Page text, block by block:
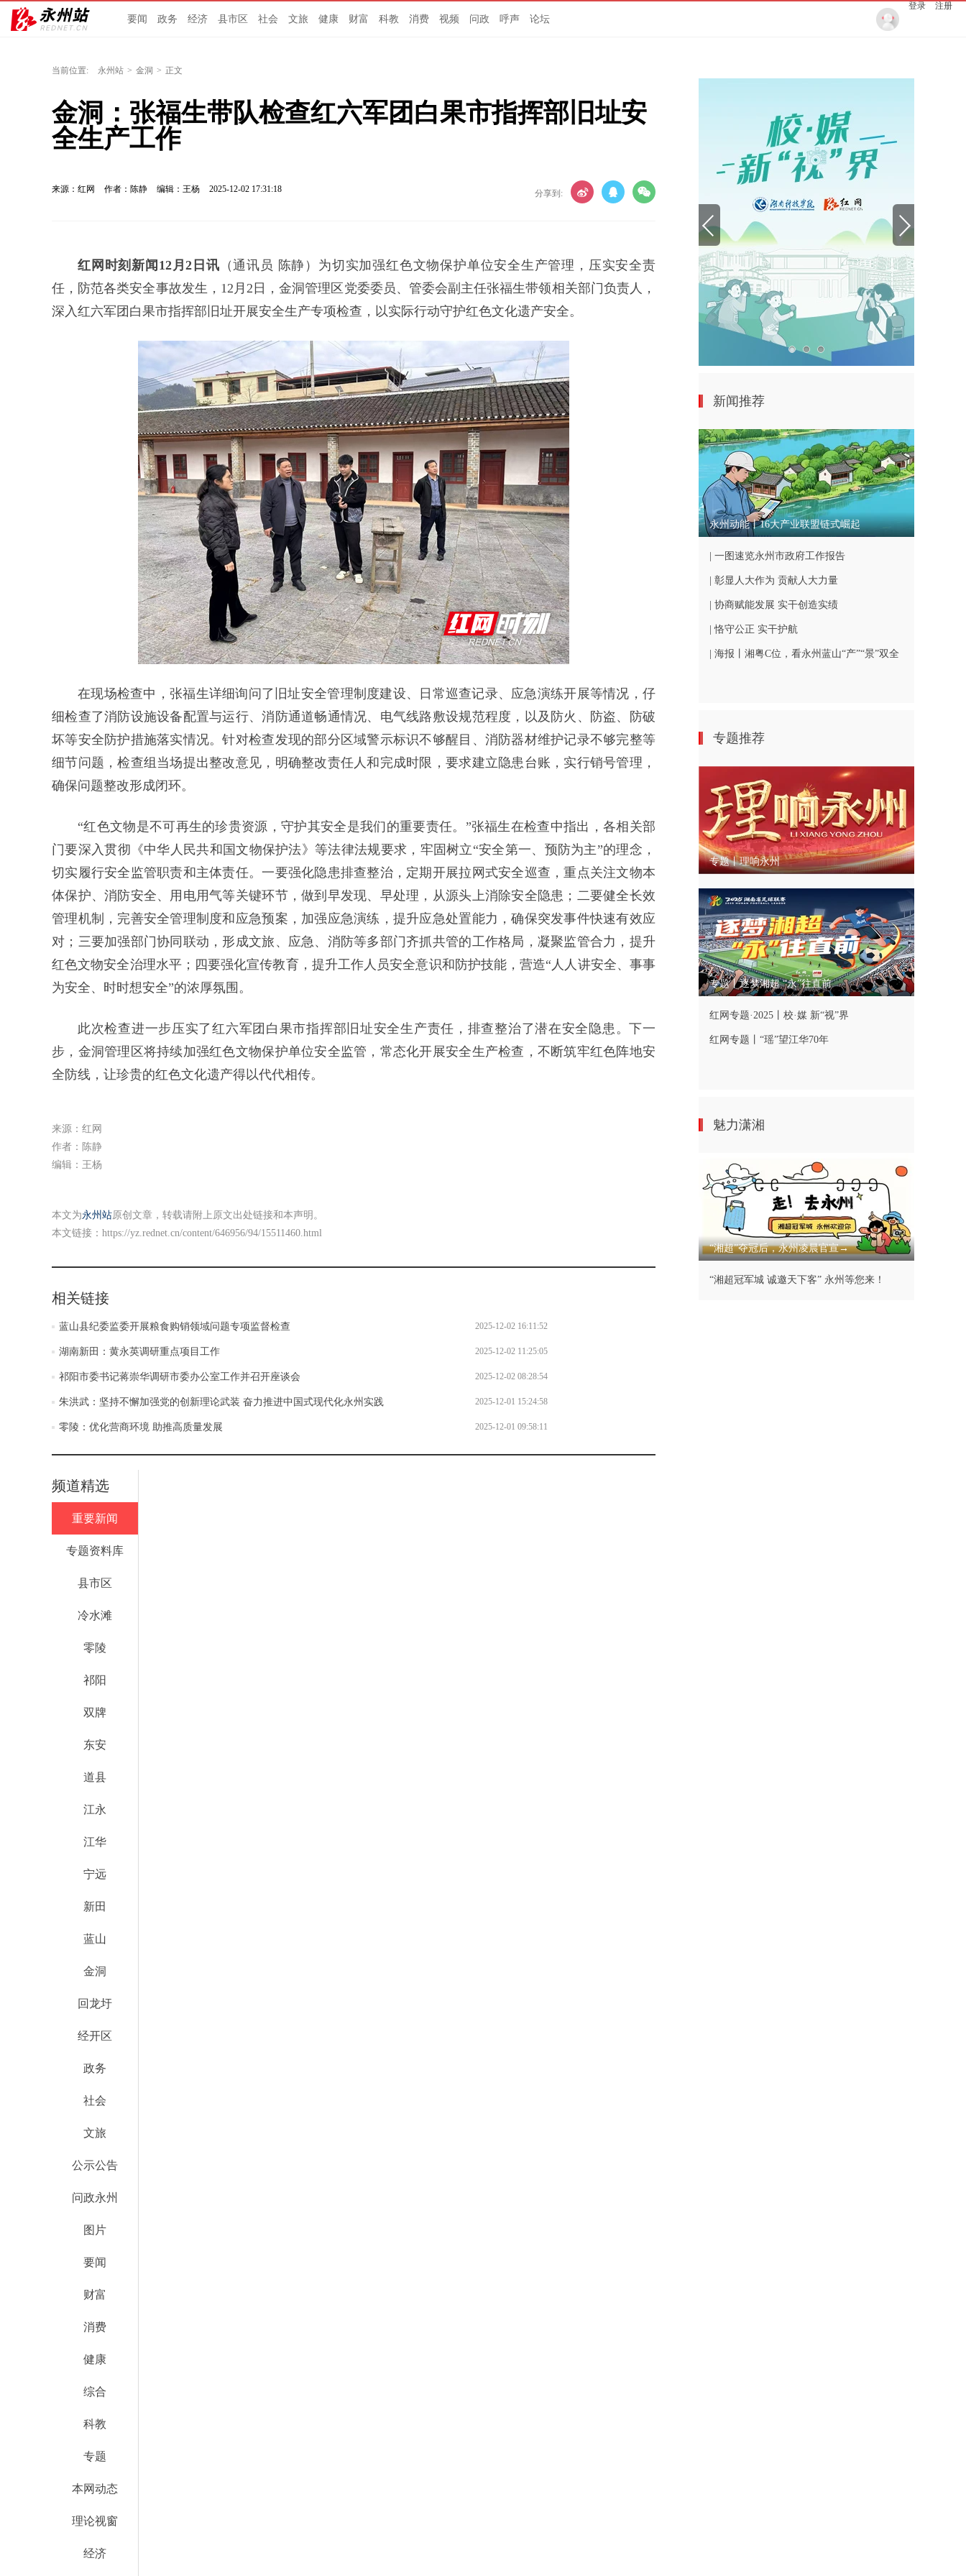
要闻 政务 经济 县市区 社会 文旅 健康 财富 科教 消费 视频 问政 呼声 论坛
登录 注册
当前位置: 永州站 > 金洞 > 正文
金洞：张福生带队检查红六军团白果市指挥部旧址安
全生产工作
来源：红网 作者：陈静 编辑：王杨 2025-12-02 17:31:18 分享到:
红网时刻新闻12月2日讯 （通讯员 陈静）为切实加强红色文物保护单位安全生产管理，压实安全责
任，防范各类安全事故发生，12月2日，金洞管理区党委委员、管委会副主任张福生带领相关部门负责人，
深入红六军团白果市指挥部旧址开展安全生产专项检查，以实际行动守护红色文化遗产安全。
在现场检查中，张福生详细询问了旧址安全管理制度建设、日常巡查记录、应急演练开展等情况，仔
细检查了消防设施设备配置与运行、消防通道畅通情况、电气线路敷设规范程度，以及防火、防盗、防破
坏等安全防护措施落实情况。针对检查发现的部分区域警示标识不够醒目、消防器材维护记录不够完整等
细节问题，检查组当场提出整改意见，明确整改责任人和完成时限，要求建立隐患台账，实行销号管理，
确保问题整改形成闭环。
“红色文物是不可再生的珍贵资源，守护其安全是我们的重要责任。”张福生在检查中指出，各相关部
门要深入贯彻《中华人民共和国文物保护法》等法律法规要求，牢固树立“安全第一、预防为主”的理念，
切实履行安全监管职责和主体责任。一要强化隐患排查整治，定期开展拉网式安全巡查，重点关注文物本
体保护、消防安全、用电用气等关键环节，做到早发现、早处理，从源头上消除安全隐患；二要健全长效
管理机制，完善安全管理制度和应急预案，加强应急演练，提升应急处置能力，确保突发事件快速有效应
对；三要加强部门协同联动，形成文旅、应急、消防等多部门齐抓共管的工作格局，凝聚监管合力，提升
红色文物安全治理水平；四要强化宣传教育，提升工作人员安全意识和防护技能，营造“人人讲安全、事事
为安全、时时想安全”的浓厚氛围。
此次检查进一步压实了红六军团白果市指挥部旧址安全生产责任，排查整治了潜在安全隐患。下一
步，金洞管理区将持续加强红色文物保护单位安全监管，常态化开展安全生产检查，不断筑牢红色阵地安
全防线，让珍贵的红色文化遗产得以代代相传。
来源：红网
作者：陈静
编辑：王杨
本文为永州站原创文章，转载请附上原文出处链接和本声明。
本文链接： https://yz.rednet.cn/content/646956/94/15511460.html
相关链接
蓝山县纪委监委开展粮食购销领域问题专项监督检查 2025-12-02 16:11:52
湖南新田：黄永英调研重点项目工作 2025-12-02 11:25:05
祁阳市委书记蒋崇华调研市委办公室工作并召开座谈会 2025-12-02 08:28:54
朱洪武：坚持不懈加强党的创新理论武装 奋力推进中国式现代化永州实践 2025-12-01 15:24:58
零陵：优化营商环境 助推高质量发展 2025-12-01 09:58:11
频道精选
重要新闻
专题资料库
县市区
冷水滩
零陵
祁阳
双牌
东安
道县
江永
江华
宁远
新田
蓝山
金洞
回龙圩
经开区
政务
社会
文旅
公示公告
问政永州
图片
要闻
财富
消费
健康
综合
科教
专题
本网动态
理论视窗
经济
新闻推荐
永州动能丨16大产业联盟链式崛起
| 一图速览永州市政府工作报告
| 彰显人大作为 贡献人大力量
| 协商赋能发展 实干创造实绩
| 恪守公正 实干护航
| 海报丨湘粤C位，看永州蓝山“产”“景”双全
专题推荐
专题丨理响永州
专题丨逐梦湘超 “永”往直前
红网专题·2025丨校·媒 新“视”界
红网专题丨“瑶”望江华70年
魅力潇湘
“湘超”夺冠后，永州凌晨官宣→
“湘超冠军城 诚邀天下客” 永州等您来！